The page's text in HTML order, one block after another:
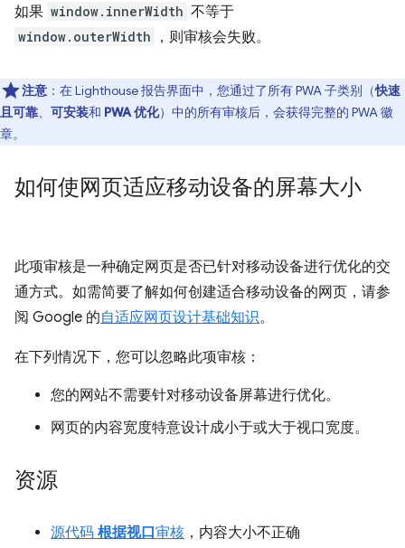
如果 window.innerWidth 不等于
window.outerWidth ，则审核会失败。
注意 ：在 Lighthouse 报告界面中，您通过了所有 PWA 子类别（快速
且可靠、 可安装和 PWA 优化）中的所有审核后，会获得完整的 PWA 徽
章。
如何使网页适应移动设备的屏幕大小
此项审核是一种确定网页是否已针对移动设备进行优化的交
通方式。如需简要了解如何创建适合移动设备的网页，请参
阅 Google 的自适应网页设计基础知识。
在下列情况下，您可以忽略此项审核：
您的网站不需要针对移动设备屏幕进行优化。
网页的内容宽度特意设计成小于或大于视口宽度。
资源
源代码 根据视口 审核 ，内容大小不正确